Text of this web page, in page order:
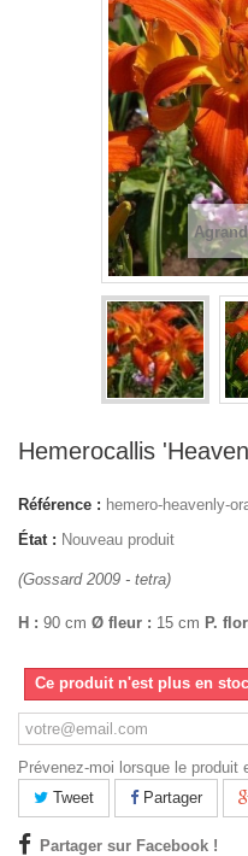
Hemerocallis
Référence : hemero-heavenly-
État : Nouveau produit
(Gossard 2009 - tetra)
H : 90 cm Ø fleur : 15 cm P.
Ce produit n'est plus en
Prévenez-moi lorsque le produit
Tweet
Partager
Partager sur Facebook !